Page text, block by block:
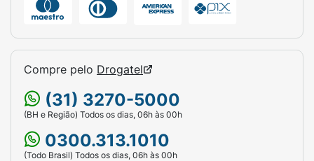
Amarelo crepúsculo; Corante vermelho 1580;
Caprililglicol; Fenoxietanol; Octenilsuccinato
diglicerila; Hexilenoglicol.
Compre pelo Drogatel
(31) 3270-5000
(BH e Região) Todos os dias, 06h às 00h
0300.313.1010
(Todo Brasil) Todos os dias, 06h às 00h